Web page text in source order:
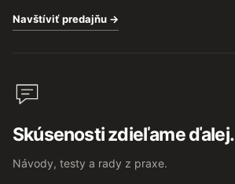
Navštíviť predajňu →
Skúsenosti zdieľame ďalej.
Návody, testy a rady z praxe.